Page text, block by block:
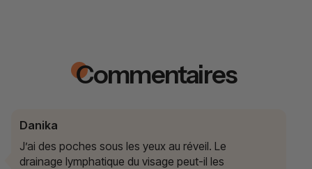
Commentaires
Danika
J’ai des poches sous les yeux au réveil. Le
drainage lymphatique du visage peut-il les